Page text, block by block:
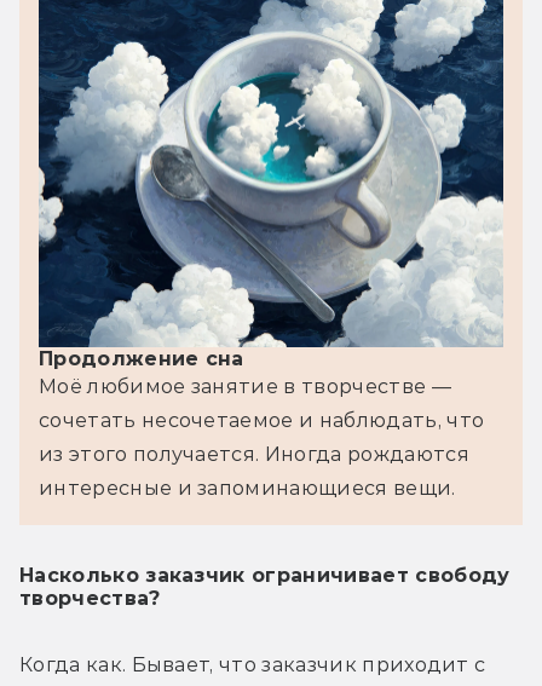
Продолжение сна
Моё любимое занятие в творчестве —
сочетать несочетаемое и наблюдать, что
из этого получается. Иногда рождаются
интересные и запоминающиеся вещи.
Насколько заказчик ограничивает свободу
творчества?
Когда как. Бывает, что заказчик приходит с